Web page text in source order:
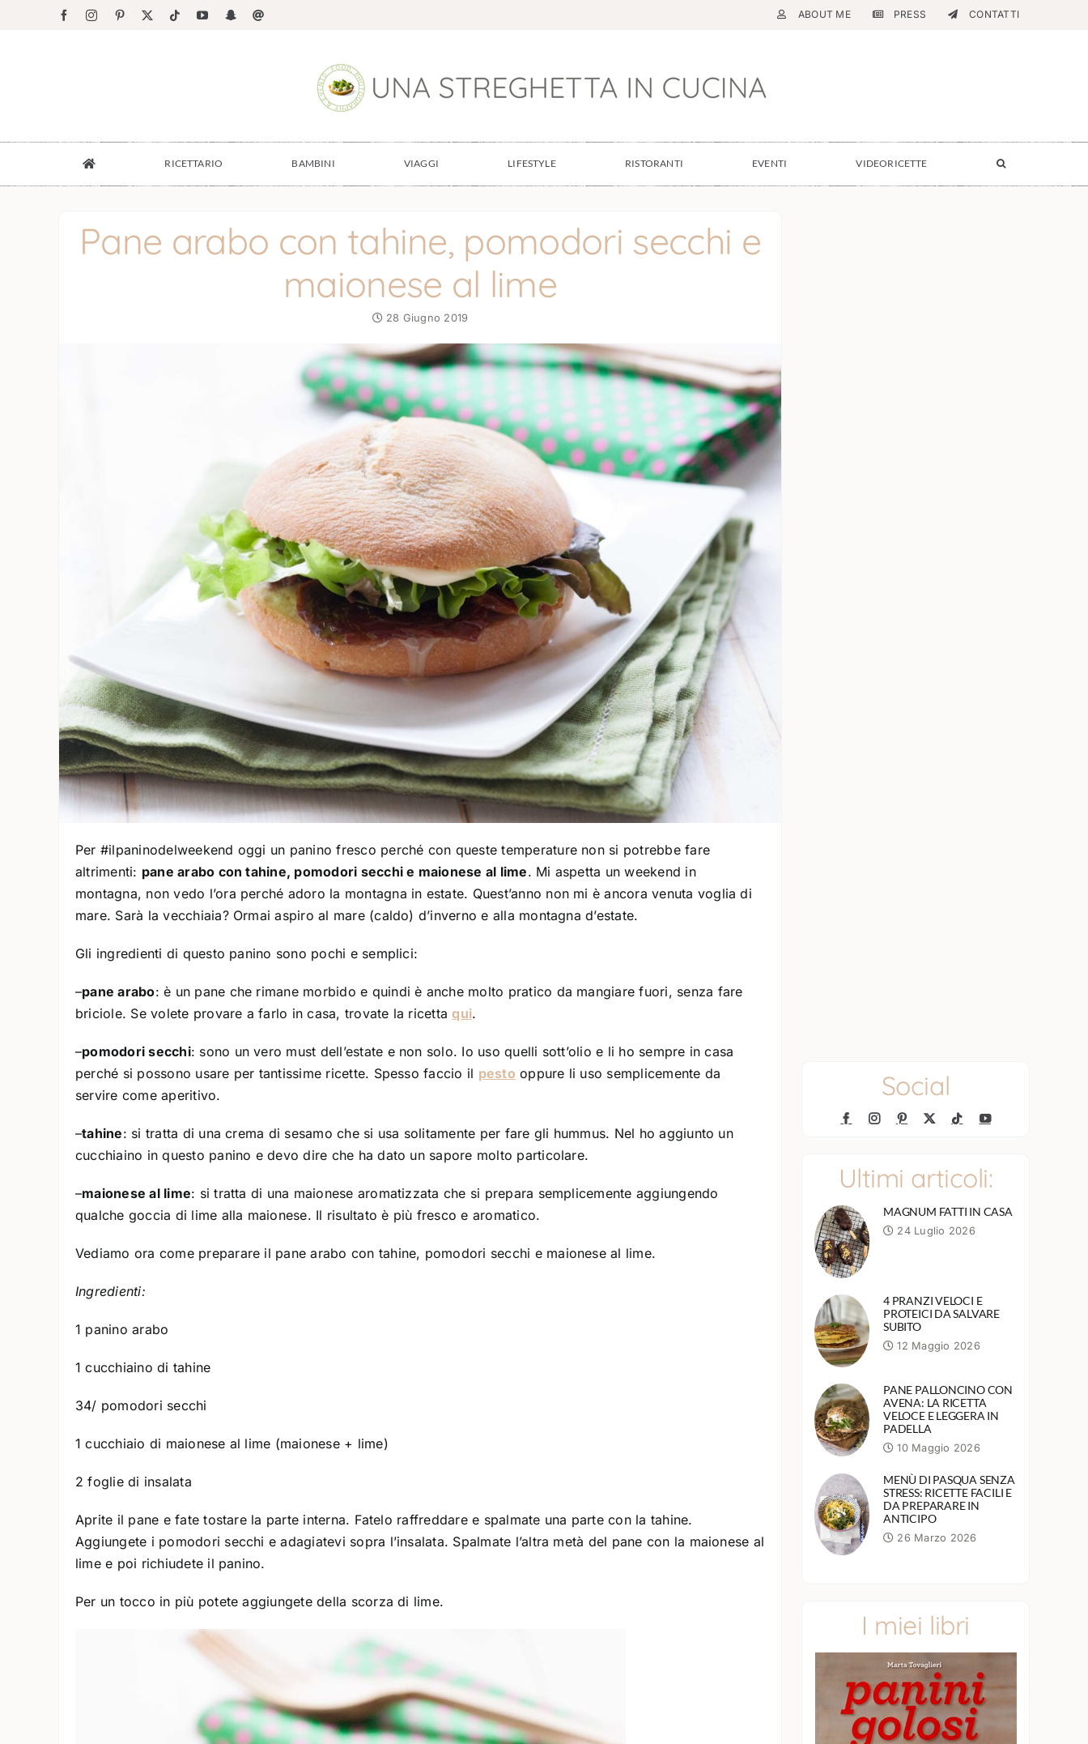
FacebookInstagramPinterest TiktokYouTubeSnapchatEmail ABOUT ME PRESS CONTATTI
RICETTARIO BAMBINI VIAGGI LIFESTYLE RISTORANTI EVENTI VIDEORICETTE
Pane arabo con tahine, pomodori secchi e
maionese al lime
28 Giugno 2019
Per #ilpaninodelweekend oggi un panino fresco perché con queste temperature non si potrebbe fare
altrimenti: pane arabo con tahine, pomodori secchi e maionese al lime. Mi aspetta un weekend in
montagna, non vedo l’ora perché adoro la montagna in estate. Quest’anno non mi è ancora venuta voglia di
mare. Sarà la vecchiaia? Ormai aspiro al mare (caldo) d’inverno e alla montagna d’estate.
Gli ingredienti di questo panino sono pochi e semplici:
–pane arabo: è un pane che rimane morbido e quindi è anche molto pratico da mangiare fuori, senza fare
briciole. Se volete provare a farlo in casa, trovate la ricettaqui.
–pomodori secchi: sono un vero must dell’estate e non solo. Io uso quelli sott’olio e li ho sempre in casa
perché si possono usare per tantissime ricette. Spesso faccio il pesto oppure li uso semplicemente da
servire come aperitivo.
–tahine: si tratta di una crema di sesamo che si usa solitamente per fare gli hummus. Nel ho aggiunto un
cucchiaino in questo panino e devo dire che ha dato un sapore molto particolare.
–maionese al lime: si tratta di una maionese aromatizzata che si prepara semplicemente aggiungendo
qualche goccia di lime alla maionese. Il risultato è più fresco e aromatico.
Vediamo ora come preparare il pane arabo con tahine, pomodori secchi e maionese al lime.
Ingredienti:
1 panino arabo
1 cucchiaino di tahine
34/ pomodori secchi
1 cucchiaio di maionese al lime (maionese + lime)
2 foglie di insalata
Aprite il pane e fate tostare la parte interna. Fatelo raffreddare e spalmate una parte con la tahine.
Aggiungete i pomodori secchi e adagiatevi sopra l’insalata. Spalmate l’altra metà del pane con la maionese al
lime e poi richiudete il panino.
Per un tocco in più potete aggiungete della scorza di lime.
Social
Ultimi articoli:
MAGNUM FATTI IN CASA
24 Luglio 2026
4 PRANZI VELOCI E
PROTEICI DA SALVARE
SUBITO
12 Maggio 2026
PANE PALLONCINO CON
AVENA: LA RICETTA
VELOCE E LEGGERA IN
PADELLA
10 Maggio 2026
MENÙ DI PASQUA SENZA
STRESS: RICETTE FACILI E
DA PREPARARE IN
ANTICIPO
26 Marzo 2026
I miei libri